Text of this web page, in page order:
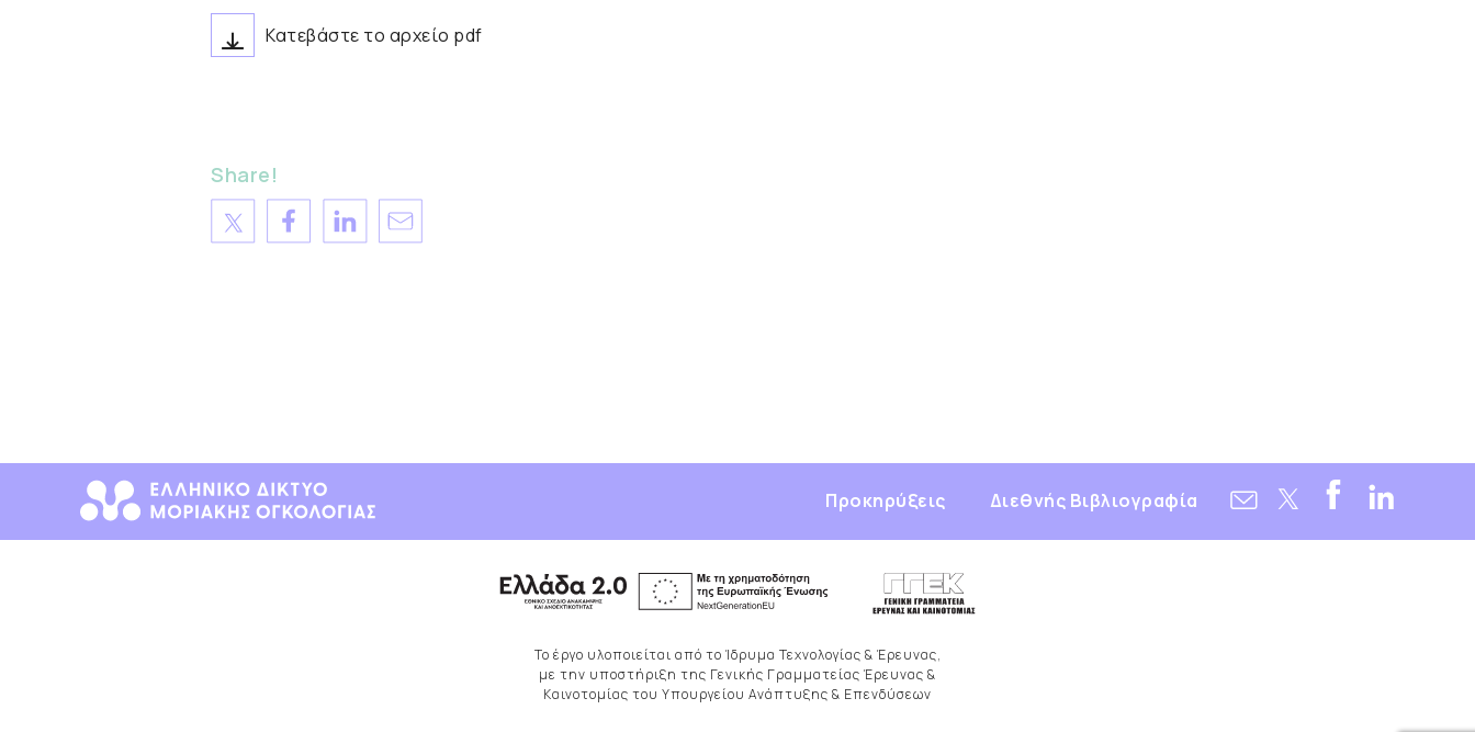
Κατεβάστε το αρχείο pdf
Share!
Προκηρύξεις Διεθνής Βιβλιογραφία
Το έργο υλοποιείται από το Ίδρυμα Τεχνολογίας & Έρευνας,
με την υποστήριξη της Γενικής Γραμματείας Έρευνας &
Καινοτομίας του Υπουργείου Ανάπτυξης & Επενδύσεων